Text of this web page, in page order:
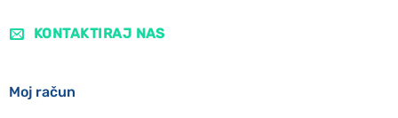
KONTAKTIRAJ NAS
Moj račun